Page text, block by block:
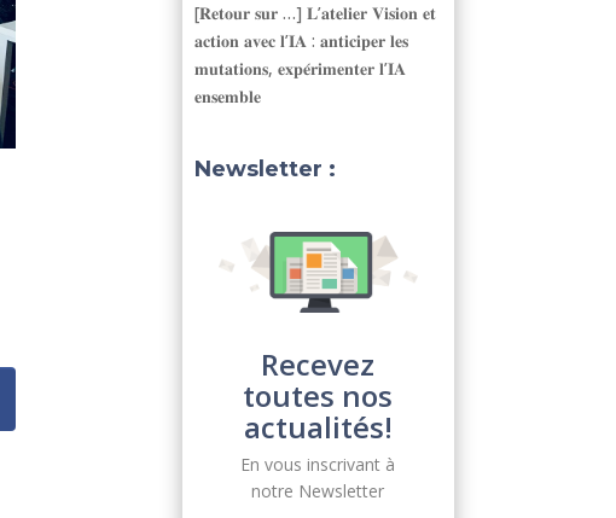
[𝐑𝐞𝐭𝐨𝐮𝐫 𝐬𝐮𝐫 …] 𝐋’𝐚𝐭𝐞𝐥𝐢𝐞𝐫 𝐕𝐢𝐬𝐢𝐨𝐧 𝐞𝐭
𝐚𝐜𝐭𝐢𝐨𝐧 𝐚𝐯𝐞𝐜 𝐥’𝐈𝐀 : 𝐚𝐧𝐭𝐢𝐜𝐢𝐩𝐞𝐫 𝐥𝐞𝐬
𝐦𝐮𝐭𝐚𝐭𝐢𝐨𝐧𝐬, 𝐞𝐱𝐩𝐞́𝐫𝐢𝐦𝐞𝐧𝐭𝐞𝐫 𝐥’𝐈𝐀
𝐞𝐧𝐬𝐞𝐦𝐛𝐥𝐞
Newsletter :
Recevez
toutes nos
actualités!
En vous inscrivant à
notre Newsletter